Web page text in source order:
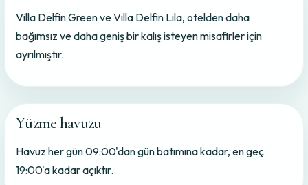
Villa Delfin Green ve Villa Delfin Lila, otelden daha
bağımsız ve daha geniş bir kalış isteyen misafirler için
ayrılmıştır.
Yüzme havuzu
Havuz her gün 09:00'dan gün batımına kadar, en geç
19:00'a kadar açıktır.